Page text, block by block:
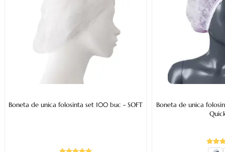
Boneta de unica folosinta set 100 buc - SOFT
Boneta de unica